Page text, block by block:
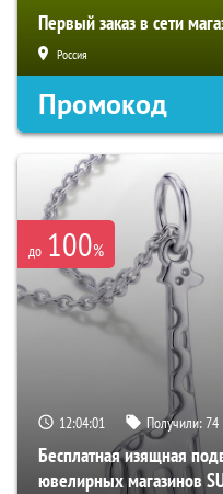
Первый заказ в сети
Россия
Промокод
до 100%
12:04:00 Получили:74
Бесплатная изящная
ювелирных магазинов